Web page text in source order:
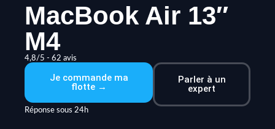
MacBook Air 13″
M4
4,8/5 - 62 avis
Je commande ma
flotte →
Parler à un
expert
Réponse sous 24h